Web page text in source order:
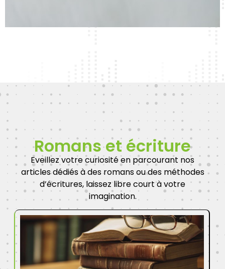
Romans et écriture
Eveillez votre curiosité en parcourant nos
articles dédiés à des romans ou des méthodes
d’écritures, laissez libre court à votre
imagination.